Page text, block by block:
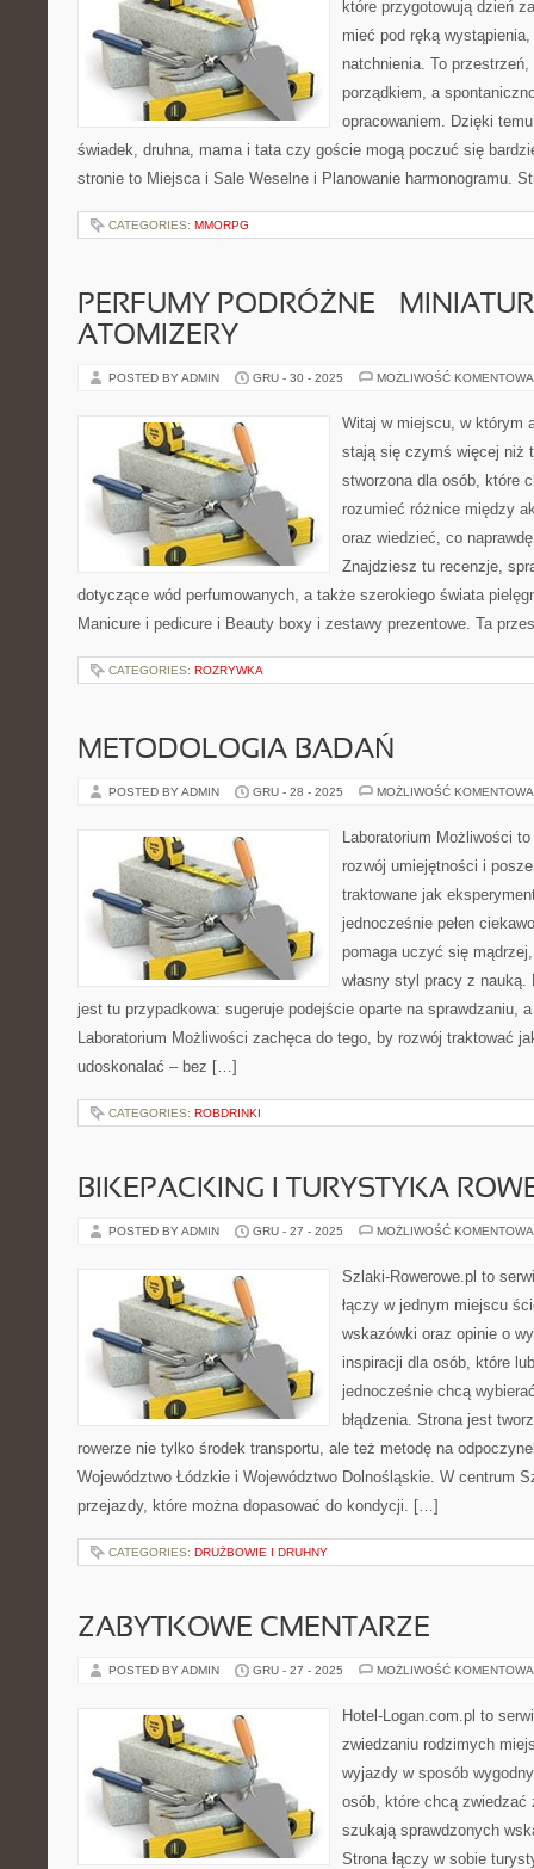
które przygotowują dzień
mieć pod ręką
natchnienia. To
porządkiem, a
opracowaniem. Dzięki
świadek, druhna, mama i tata czy goście mogą poczuć się
stronie to Miejsca i Sale Weselne i Planowanie harmonogramu.
CATEGORIES: MMORPG
PERFUMY PODRÓŻNE –
ATOMIZERY
POSTED BY ADMIN GRU - 30 - 2025 MOŻLIWOŚĆ
Witaj w miejscu, w którym
stają się czymś więcej niż
stworzona dla osób, które
rozumieć różnice między
oraz wiedzieć, co
Znajdziesz tu recenzje,
dotyczące wód perfumowanych, a także szerokiego świata
Manicure i pedicure i Beauty boxy i zestawy prezentowe. Ta
CATEGORIES: ROZRYWKA
METODOLOGIA BADAŃ
POSTED BY ADMIN GRU - 28 - 2025 MOŻLIWOŚĆ
Laboratorium Możliwości
rozwój umiejętności i
traktowane jak
jednocześnie pełen
pomaga uczyć się
własny styl pracy z nauką.
jest tu przypadkowa: sugeruje podejście oparte na sprawdzaniu,
Laboratorium Możliwości zachęca do tego, by rozwój traktować
udoskonalać – bez […]
CATEGORIES: ROBDRINKI
BIKEPACKING I TURYSTYKA
POSTED BY ADMIN GRU - 27 - 2025 MOŻLIWOŚĆ
Szlaki-Rowerowe.pl to
łączy w jednym miejscu
wskazówki oraz opinie o
inspiracji dla osób, które
jednocześnie chcą
błądzenia. Strona jest
rowerze nie tylko środek transportu, ale też metodę na
Województwo Łódzkie i Województwo Dolnośląskie. W centrum
przejazdy, które można dopasować do kondycji. […]
CATEGORIES: DRUŻBOWIE I DRUHNY
ZABYTKOWE CMENTARZE
POSTED BY ADMIN GRU - 27 - 2025 MOŻLIWOŚĆ
Hotel-Logan.com.pl to
zwiedzaniu rodzimych
wyjazdy w sposób
osób, które chcą zwiedzać
szukają sprawdzonych
Strona łączy w sobie